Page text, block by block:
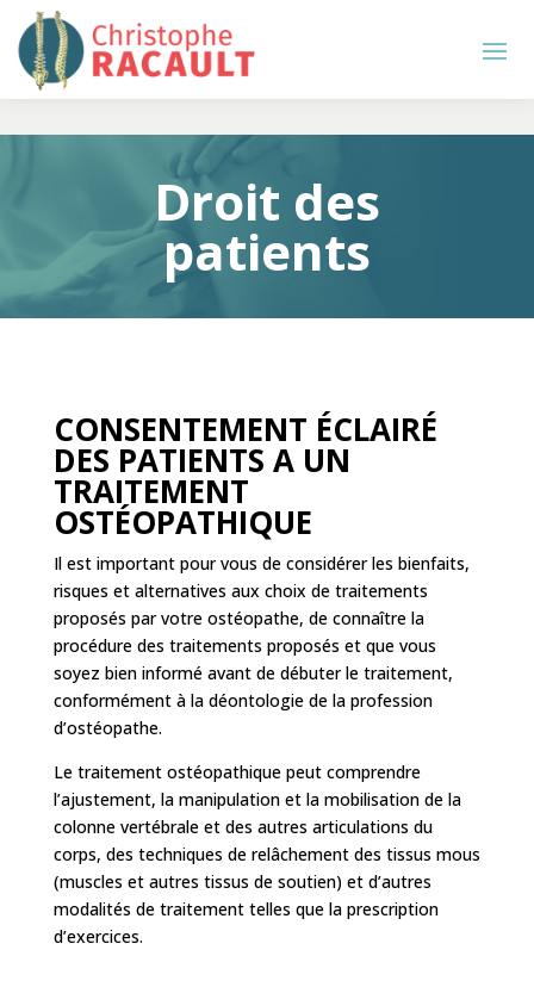
Droit des
patients
CONSENTEMENT ÉCLAIRÉ
DES PATIENTS A UN
TRAITEMENT
OSTÉOPATHIQUE
Il est important pour vous de considérer les bienfaits,
risques et alternatives aux choix de traitements
proposés par votre ostéopathe, de connaître la
procédure des traitements proposés et que vous
soyez bien informé avant de débuter le traitement,
conformément à la déontologie de la profession
d’ostéopathe.
Le traitement ostéopathique peut comprendre
l’ajustement, la manipulation et la mobilisation de la
colonne vertébrale et des autres articulations du
corps, des techniques de relâchement des tissus mous
(muscles et autres tissus de soutien) et d’autres
modalités de traitement telles que la prescription
d’exercices.